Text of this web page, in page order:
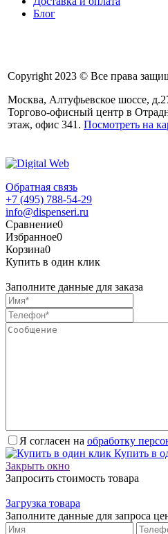
Блог
Copyright 2023 © Все права
Москва, Алтуфьевское шоссе,
Торгово-офисный центр в
этаж, офис 341. Посмотреть на
Обратная связь
+7 (495) 788-54-29
info@dispenseri.ru
Сравнение0
Избранное0
Корзина0
Купить в один клик
Заполните данные для заказа
Я согласен на обработку
Купить в
Закрыть окно
Запросить стоимость товара
Загрузка товара
Заполните данные для запроса